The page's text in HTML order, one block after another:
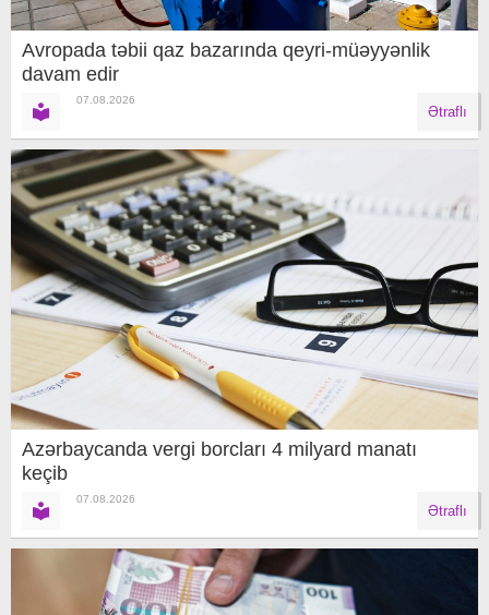
Avropada təbii qaz bazarında qeyri-müəyyənlik
davam edir
07.08.2026
Ətraflı
Azərbaycanda vergi borcları 4 milyard manatı
keçib
07.08.2026
Ətraflı